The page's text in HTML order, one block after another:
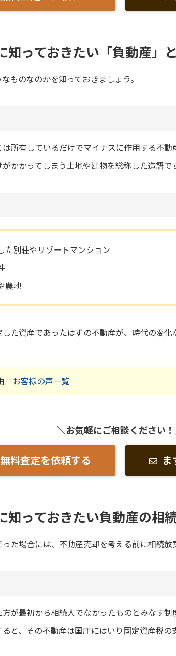
知っておきたい「負動産」
ものなのかを知っておきましょう。
所有しているだけでマイナスに作用する不
かかってしまう土地や建物を総称した造語で
た別荘やリゾートマンション
農地
た資産であったはずの不動産が、時代の変化
お客様の声一覧
＼お気軽にご相談ください
無料査定を依頼する
知っておきたい負動産の相
た場合には、不動産売却を考える前に相続放
が最初から相続人でなかったものとみなす制
と、その不動産は国庫にはいり固定資産税の